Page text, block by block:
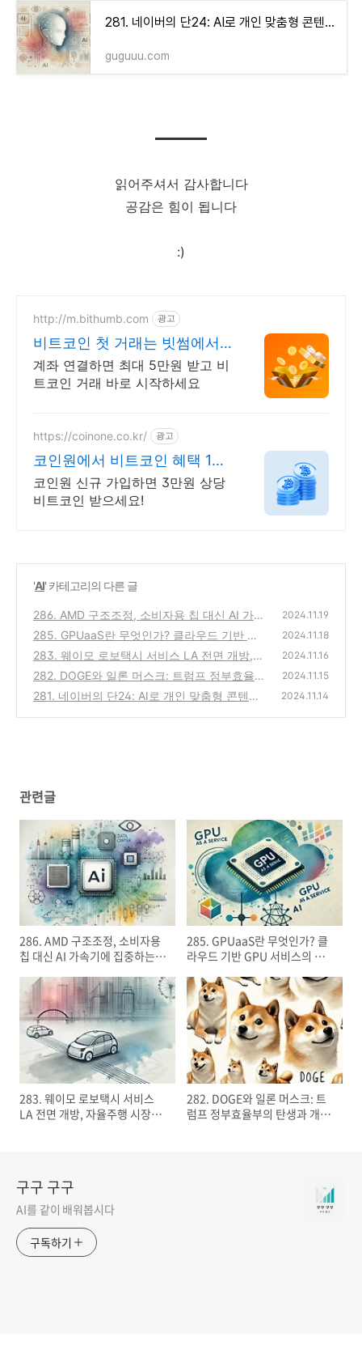
281. 네이버의 단24: AI로 개인 맞춤형 콘텐츠와 검색 혁신
guguuu.com
읽어주셔서 감사합니다
공감은 힘이 됩니다
:)
http://m.bithumb.com 광고
비트코인 첫 거래는 빗썸에서
신규 가입 시 5만원 혜택
계좌 연결하면 최대 5만원 받고 비
트코인 거래 바로 시작하세요
https://coinone.co.kr/ 광고
코인원에서 비트코인 혜택 12
년 무사고 거래소
코인원 신규 가입하면 3만원 상당
비트코인 받으세요!
'AI' 카테고리의 다른 글
286. AMD 구조조정, 소비자용 칩 대신 AI 가
속기에 집중하는 이유
(0)
2024.11.19
285. GPUaaS란 무엇인가? 클라우드 기반 GP
U 서비스의 장점과 활용 사례
(0)
2024.11.18
283. 웨이모 로보택시 서비스 LA 전면 개방,
자율주행 시장의 선두 주자?
(0)
2024.11.16
282. DOGE와 일론 머스크: 트럼프 정부효율
부의 탄생과 개혁 목표
(0)
2024.11.15
281. 네이버의 단24: AI로 개인 맞춤형 콘텐츠
2024.11.14
관련글
286. AMD 구조조정, 소비자용
칩 대신 AI 가속기에 집중하는
285. GPUaaS란 무엇인가? 클
라우드 기반 GPU 서비스의 장
283. 웨이모 로보택시 서비스
LA 전면 개방, 자율주행 시장의
282. DOGE와 일론 머스크: 트
럼프 정부효율부의 탄생과 개혁
구구 구구
AI를 같이 배워봅시다
구독하기